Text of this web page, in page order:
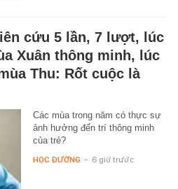
cứu 5 lần, 7 lượt, lúc
Xuân thông minh, lúc
Thu: Rốt cuộc là
Các mùa trong năm có thực sự
ảnh hưởng đến trí thông minh
của trẻ?
HỌC ĐƯỜNG - 6 giờ trước